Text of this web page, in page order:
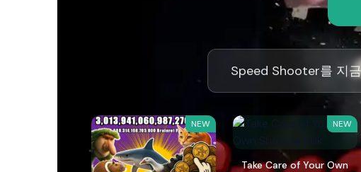
Speed Shooter를 지
NEW NEW
Take Care of Your Own